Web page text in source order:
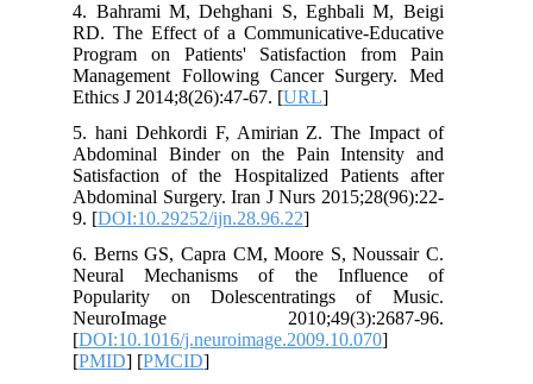
4. Bahrami M, Dehghani S, Eghbali M, Beigi
RD. The Effect of a Communicative-Educative
Program on Patients' Satisfaction from Pain
Management Following Cancer Surgery. Med
Ethics J 2014;8(26):47-67. [URL
5. hani Dehkordi F, Amirian Z. The Impact of
Abdominal Binder on the Pain Intensity and
Satisfaction of the Hospitalized Patients after
Abdominal Surgery. Iran J Nurs 2015;28(96):22-
9. [DOI:10.29252/ijn.28.96.22
6. Berns GS, Capra CM, Moore S, Noussair C.
Neural Mechanisms of the Influence of
Popularity on Dolescentratings of Music.
NeuroImage 2010;49(3):2687-96.
[DOI:10.1016/j.neuroimage.2009.10.070
[PMID] [PMCID